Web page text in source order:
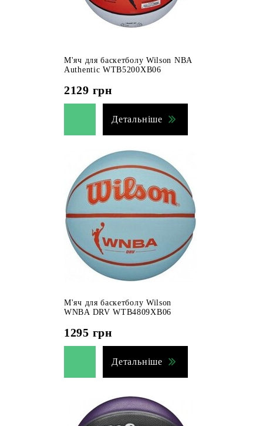
М'яч для баскетболу Wilson NBA
Authentic WTB5200XB06
2129 грн
Детальніше
М'яч для баскетболу Wilson
WNBA DRV WTB4809XB06
1295 грн
Детальніше